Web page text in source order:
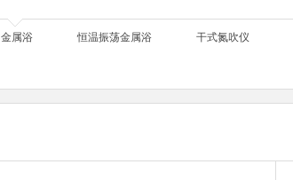
金属浴 恒温振荡金属浴 干式氮吹仪